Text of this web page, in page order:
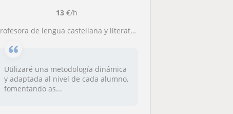
13 €/h
Profesora de lengua castellana y literatura para niños de primaria.
Utilizaré una metodología dinámica
y adaptada al nivel de cada alumno,
fomentando as...